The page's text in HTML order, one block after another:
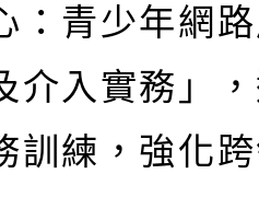
：青少年網
介入實務」
訓練，強化